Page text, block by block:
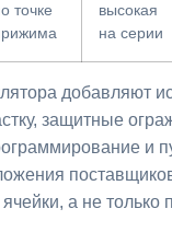
точке
высокая
на серии
добавляют
защитные
и
а не только